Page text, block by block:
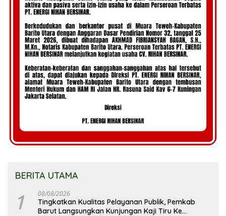
BERITA UTAMA
1 08/08/2026
Tingkatkan Kualitas Pelayanan Publik, Pemkab
Barut Langsungkan Kunjungan Kaji Tiru Ke